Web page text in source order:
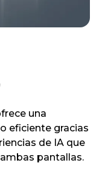
una
eficiente gracias
de IA que
pantallas.